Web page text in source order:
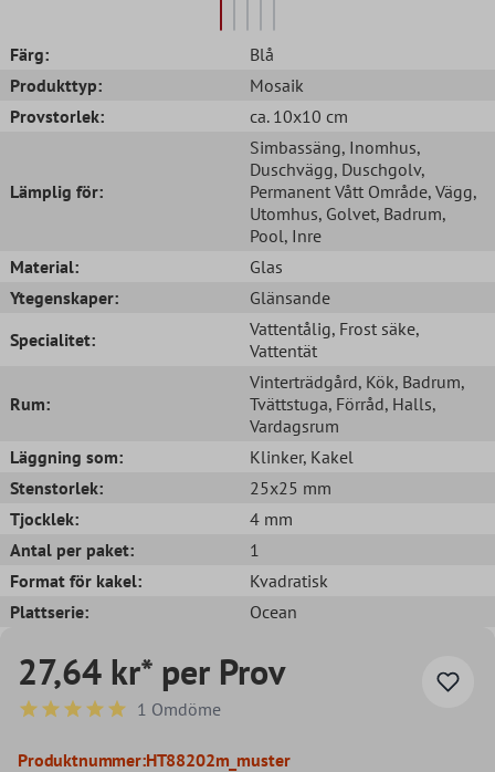
Färg:
Blå
Produkttyp:
Mosaik
Provstorlek:
ca. 10x10 cm
Lämplig för:
Simbassäng, Inomhus,
Duschvägg, Duschgolv,
Permanent Vått Område, Vägg,
Utomhus, Golvet, Badrum,
Pool, Inre
Material:
Glas
Ytegenskaper:
Glänsande
Specialitet:
Vattentålig, Frost säke,
Vattentät
Rum:
Vinterträdgård, Kök, Badrum,
Tvättstuga, Förråd, Halls,
Vardagsrum
Läggning som:
Klinker, Kakel
Stenstorlek:
25x25 mm
Tjocklek:
4 mm
Antal per paket:
1
Format för kakel:
Kvadratisk
Plattserie:
Ocean
27,64 kr* per Prov
Genomsnittligt betyg på 5 av 5 stjärnor
1 Omdöme
Produktnummer:HT88202m_muster